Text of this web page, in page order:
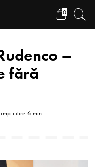
0
–
fără
citire 6 min